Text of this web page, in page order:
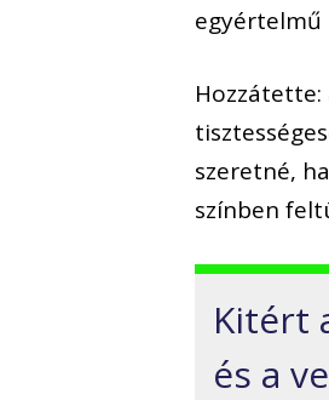
egyértelmű
Hozzátette:
szeretné,
színben
Kitért
és a